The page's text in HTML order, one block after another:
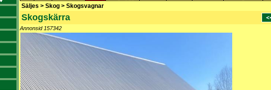
Säljes > Skog > Skogsvagnar
Skogskärra
Annonsid 157342